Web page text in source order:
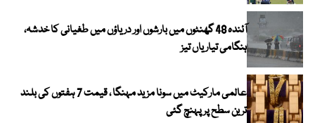
آئندہ 48 گھنٹوں میں بارشوں اور دریاؤں میں طغیانی کا خدشہ،
ہنگامی تیاریاں تیز
عالمی مارکیٹ میں سونا مزید مہنگا ، قیمت 7 ہفتوں کی بلند
ترین سطح پر پہنچ گئی